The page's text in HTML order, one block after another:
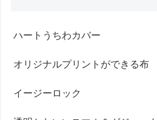
ハートうちわカバー
オリジナルプリントができる布
イージーロック